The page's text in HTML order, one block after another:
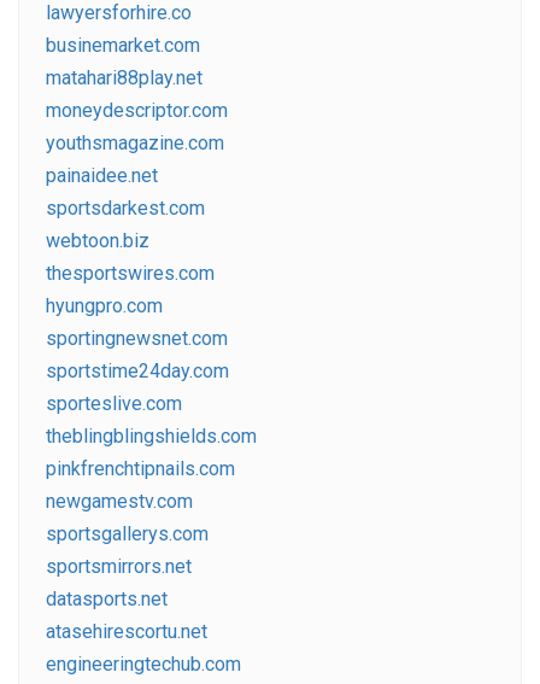
lawyersforhire.co
businemarket.com
matahari88play.net
moneydescriptor.com
youthsmagazine.com
painaidee.net
sportsdarkest.com
webtoon.biz
thesportswires.com
hyungpro.com
sportingnewsnet.com
sportstime24day.com
sporteslive.com
theblingblingshields.com
pinkfrenchtipnails.com
newgamestv.com
sportsgallerys.com
sportsmirrors.net
datasports.net
atasehirescortu.net
engineeringtechub.com